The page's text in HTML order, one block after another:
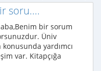
soru....
bir sorum
Üniv
konusunda yardımcı
var. Kitapçığa